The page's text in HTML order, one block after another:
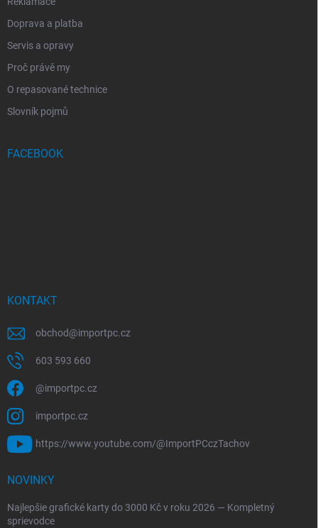
Doprava a platba
Servis a opravy
Proč právě my
O repasované technice
Slovník pojmů
FACEBOOK
KONTAKT
obchod@importpc.cz
603 593 660
@importpc.cz
importpc.cz
https://www.youtube.com/@ImportPCczTachov
NOVINKY
Najlepšie grafické karty do 3000 Kč v roku 2026 — Kompletný
sprievodce